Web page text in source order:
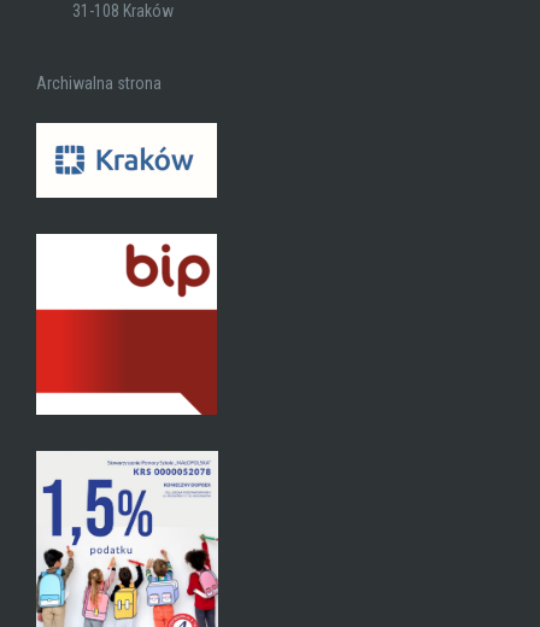
31-108 Kraków
Archiwalna strona